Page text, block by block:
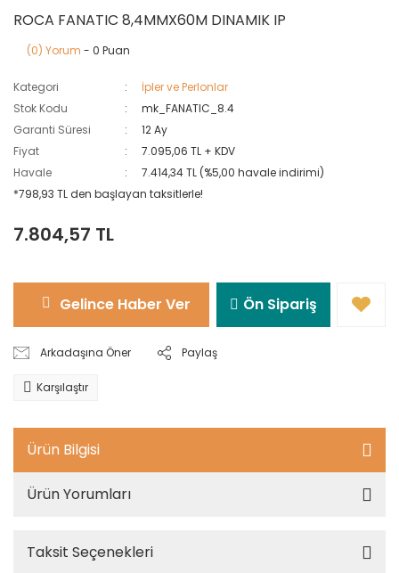
ROCA FANATIC 8,4MMX60M DINAMIK IP
(0) Yorum - 0 Puan
Kategori
İpler ve Perlonlar
Stok Kodu
mk_FANATIC_8.4
Garanti Süresi
12 Ay
Fiyat
7.095,06 TL + KDV
Havale
7.414,34 TL (%5,00 havale indirimi)
*798,93 TL den başlayan taksitlerle!
7.804,57 TL
Gelince Haber Ver Ön Sipariş
Arkadaşına Öner Paylaş
Karşılaştır
Ürün Bilgisi
Ürün Yorumları
Taksit Seçenekleri